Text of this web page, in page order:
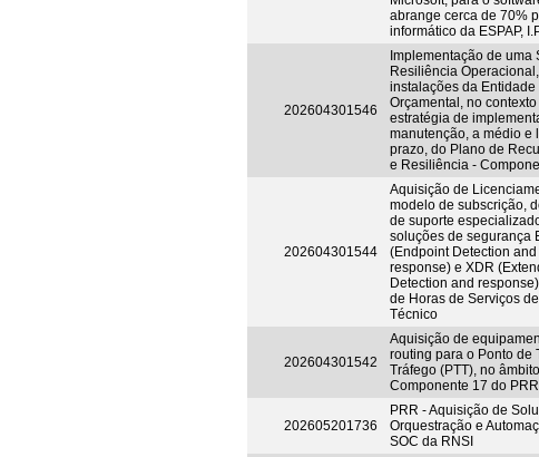
abrange cerca de 70%
informático da ESPAP,
202604301546
Implementação de uma
Resiliência
instalações da Entidade
Orçamental, no
estratégia de
manutenção, a médio e
prazo, do Plano de
e Resiliência -
202604301544
Aquisição de
modelo de subscrição,
de suporte
soluções de segurança
(Endpoint Detection and
response) e XDR
Detection and
de Horas de Serviços
Técnico
202604301542
Aquisição de
routing para o Ponto de
Tráfego (PTT), no
Componente 17 do PRR
202605201736
PRR - Aquisição de
Orquestração e
SOC da RNSI